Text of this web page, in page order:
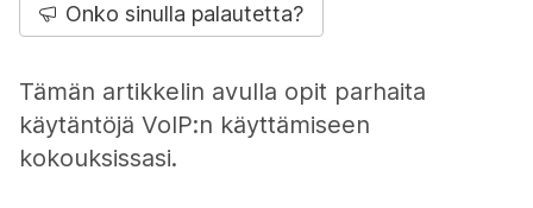
Onko sinulla palautetta?
Tämän artikkelin avulla opit parhaita
käytäntöjä VoIP:n käyttämiseen
kokouksissasi.